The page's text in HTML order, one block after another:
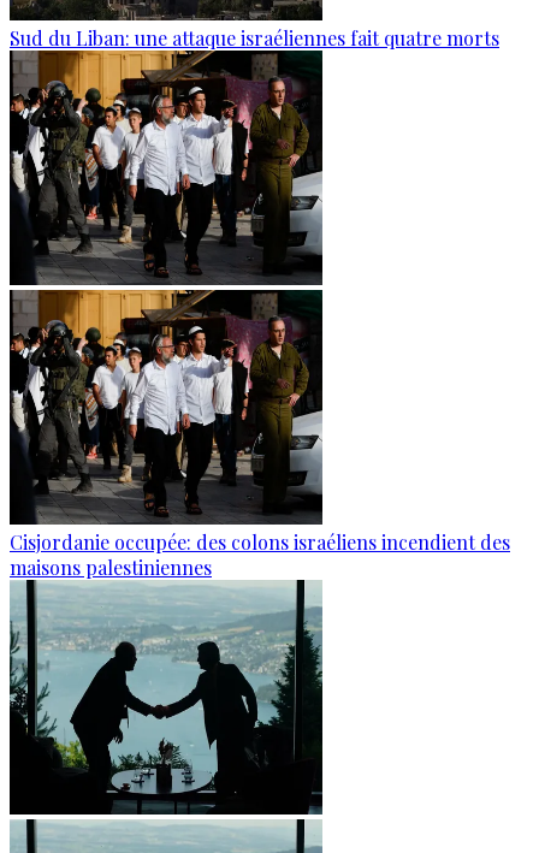
Sud du Liban: une attaque israéliennes fait quatre morts
Cisjordanie occupée: des colons israéliens incendient des
maisons palestiniennes